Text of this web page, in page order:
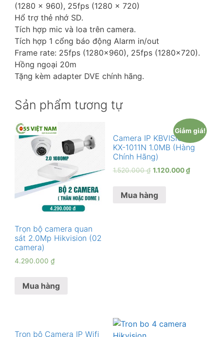
(1280 × 960), 25fps (1280 × 720)
Hổ trợ thẻ nhớ SD.
Tích hợp mic và loa trên camera.
Tích hợp 1 cổng báo động Alarm in/out
Frame rate: 25fps (1280×960), 25fps (1280×720).
Hồng ngoại 20m
Tặng kèm adapter DVE chính hãng.
Sản phẩm tương tự
Trọn bộ camera quan
sát 2.0Mp Hikvision (02
camera)
4.290.000 ₫
Mua hàng
Giảm giá!
Camera IP KBVISION
KX-1011N 1.0MB (Hàng
Chính Hãng)
1.520.000₫ 1.120.000₫
Mua hàng
Trọn bộ Camera IP Wifi